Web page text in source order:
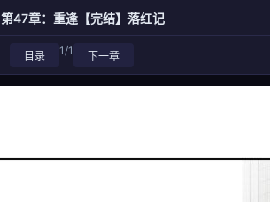
第47章：重逢【完结】落红记
目录 1/1 下一章